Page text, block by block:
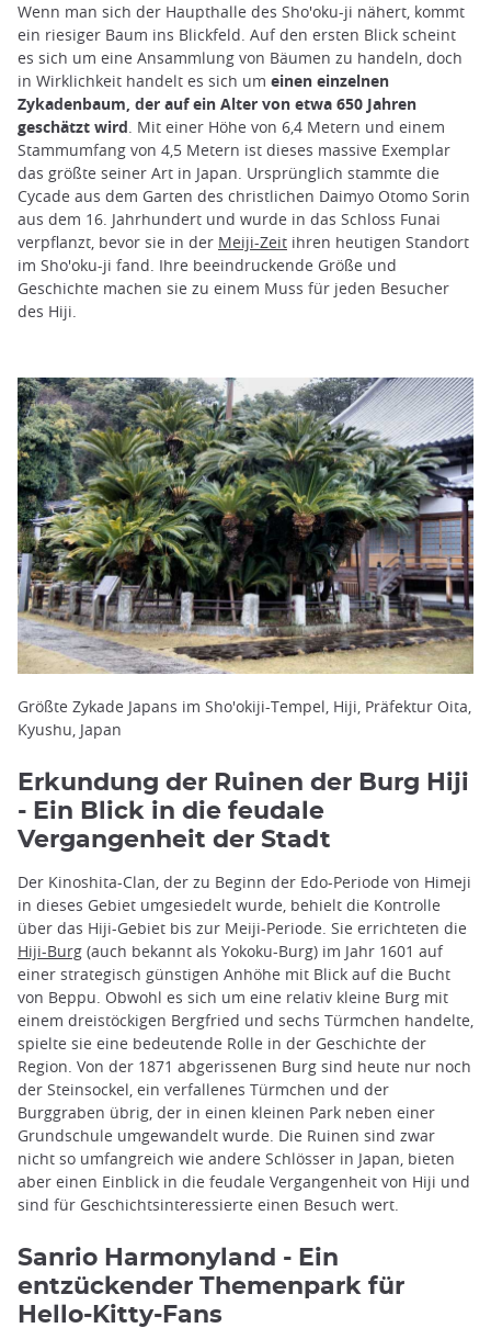
Wenn man sich der Haupthalle des Sho'oku-ji nähert, kommt
ein riesiger Baum ins Blickfeld. Auf den ersten Blick scheint
es sich um eine Ansammlung von Bäumen zu handeln, doch
in Wirklichkeit handelt es sich um einen einzelnen
Zykadenbaum, der auf ein Alter von etwa 650 Jahren
geschätzt wird. Mit einer Höhe von 6,4 Metern und einem
Stammumfang von 4,5 Metern ist dieses massive Exemplar
das größte seiner Art in Japan. Ursprünglich stammte die
Cycade aus dem Garten des christlichen Daimyo Otomo Sorin
aus dem 16. Jahrhundert und wurde in das Schloss Funai
verpflanzt, bevor sie in der Meiji-Zeit ihren heutigen Standort
im Sho'oku-ji fand. Ihre beeindruckende Größe und
Geschichte machen sie zu einem Muss für jeden Besucher
des Hiji.
Größte Zykade Japans im Sho'okiji-Tempel, Hiji, Präfektur Oita,
Kyushu, Japan
Erkundung der Ruinen der Burg Hiji
- Ein Blick in die feudale
Vergangenheit der Stadt
Der Kinoshita-Clan, der zu Beginn der Edo-Periode von Himeji
in dieses Gebiet umgesiedelt wurde, behielt die Kontrolle
über das Hiji-Gebiet bis zur Meiji-Periode. Sie errichteten die
Hiji-Burg (auch bekannt als Yokoku-Burg) im Jahr 1601 auf
einer strategisch günstigen Anhöhe mit Blick auf die Bucht
von Beppu. Obwohl es sich um eine relativ kleine Burg mit
einem dreistöckigen Bergfried und sechs Türmchen handelte,
spielte sie eine bedeutende Rolle in der Geschichte der
Region. Von der 1871 abgerissenen Burg sind heute nur noch
der Steinsockel, ein verfallenes Türmchen und der
Burggraben übrig, der in einen kleinen Park neben einer
Grundschule umgewandelt wurde. Die Ruinen sind zwar
nicht so umfangreich wie andere Schlösser in Japan, bieten
aber einen Einblick in die feudale Vergangenheit von Hiji und
sind für Geschichtsinteressierte einen Besuch wert.
Sanrio Harmonyland - Ein
entzückender Themenpark für
Hello-Kitty-Fans